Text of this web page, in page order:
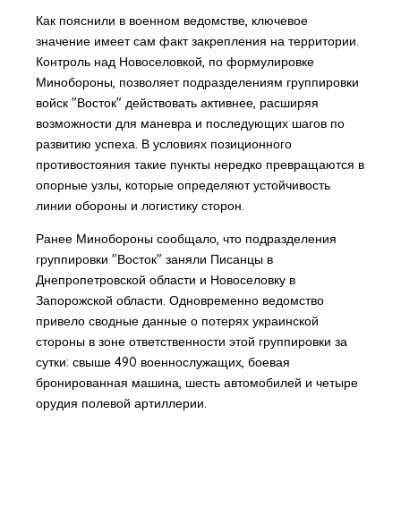
Как пояснили в военном ведомстве, ключевое
значение имеет сам факт закрепления на территории.
Контроль над Новоселовкой, по формулировке
Минобороны, позволяет подразделениям группировки
войск "Восток" действовать активнее, расширяя
возможности для маневра и последующих шагов по
развитию успеха. В условиях позиционного
противостояния такие пункты нередко превращаются в
опорные узлы, которые определяют устойчивость
линии обороны и логистику сторон.
Ранее Минобороны сообщало, что подразделения
группировки "Восток" заняли Писанцы в
Днепропетровской области и Новоселовку в
Запорожской области. Одновременно ведомство
привело сводные данные о потерях украинской
стороны в зоне ответственности этой группировки за
сутки: свыше 490 военнослужащих, боевая
бронированная машина, шесть автомобилей и четыре
орудия полевой артиллерии.